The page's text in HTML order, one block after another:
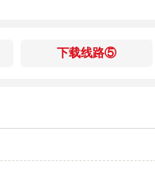
下载线路⑤